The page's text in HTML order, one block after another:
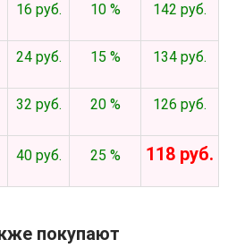
16 руб. 10 % 142 руб.
24 руб. 15 % 134 руб.
32 руб. 20 % 126 руб.
40 руб. 25 % 118 руб.
покупают